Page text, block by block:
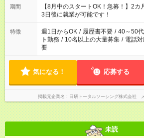
時間。 合計で週40時間を超える場合
期間
【8月中のスタートOK！急募！】2
3日後に就業が可能です！
特徴 週1日からOK / 履歴書不要 / 40～50
ト勤務 / 10名以上の大量募集 / 電話
要
気になる！ 応募する
掲載元企業名 日研トータルソーシング株式会社
未読